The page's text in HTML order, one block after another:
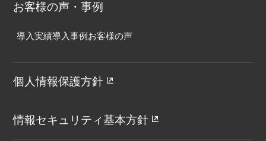
お客様の声・事例
導入実績導入事例お客様の声
個人情報保護方針
情報セキュリティ基本方針